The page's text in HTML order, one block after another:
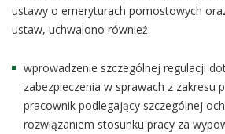
ustawy o emeryturach pomostowych
ustaw, uchwalono również:
wprowadzenie szczególnej regulacji
zabezpieczenia w sprawach z zakresu
pracownik podlegający szczególnej
rozwiązaniem stosunku pracy za